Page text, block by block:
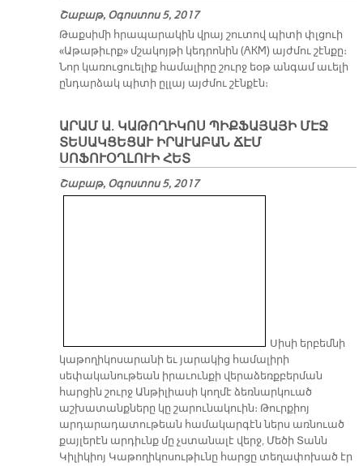
Շաբաթ, Օգոստոս 5, 2017
Թաքսիմի հրապարակին վրայ շուտով պիտի փլցուի
«Աթաթիւրք» մշակոյթի կեդրոնին (AKM) այժմու շէնքը։
Նոր կառուցուելիք համալիրը շուրջ եօթ անգամ աւելի
ընդարձակ պիտի ըլլայ այժմու շէնքէն։
ԱՐԱՄ Ա. ԿԱԹՈՂԻԿՈՍ ՊԻՔՖԱՅԱՅԻ ՄԷՋ
ՏԵՍԱԿՑԵՑԱՒ ԻՐԱՒԱԲԱՆ ՃԷՄ
ՍՈՖՈՒՕՂԼՈՒԻ ՀԵՏ
Շաբաթ, Օգոստոս 5, 2017
Սիսի երբեմնի
կաթողիկոսարանի եւ յարակից համալիրի
սեփականութեան իրաւունքի վերաձեռքբերման
հարցին շուրջ Անթիլիասի կողմէ ձեռնարկուած
աշխատանքները կը շարունակուին։ Թուրքիոյ
արդարադատութեան համակարգէն ներս առնուած
քայլերէն արդիւնք մը չստանալէ վերջ, Մեծի Տանն
Կիլիկիոյ Կաթողիկոսութիւնը հարցը տեղափոխած էր